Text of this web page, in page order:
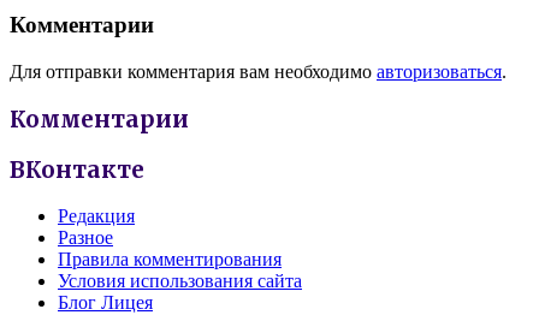
Комментарии
Для отправки комментария вам необходимо авторизоваться.
Комментарии
ВКонтакте
Редакция
Разное
Правила комментирования
Условия использования сайта
Блог Лицея